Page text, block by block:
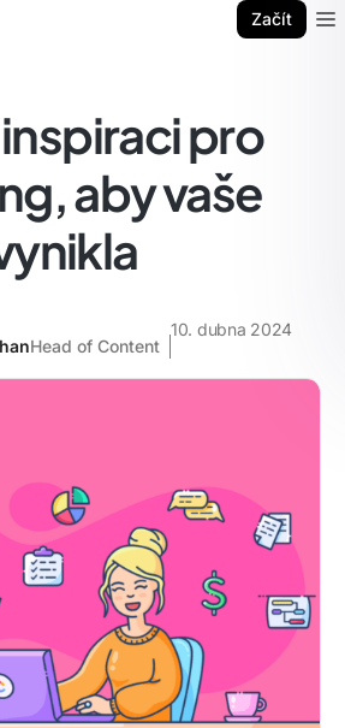
Začít
pro
aby vaše
Head of Content
10. dubna 2024